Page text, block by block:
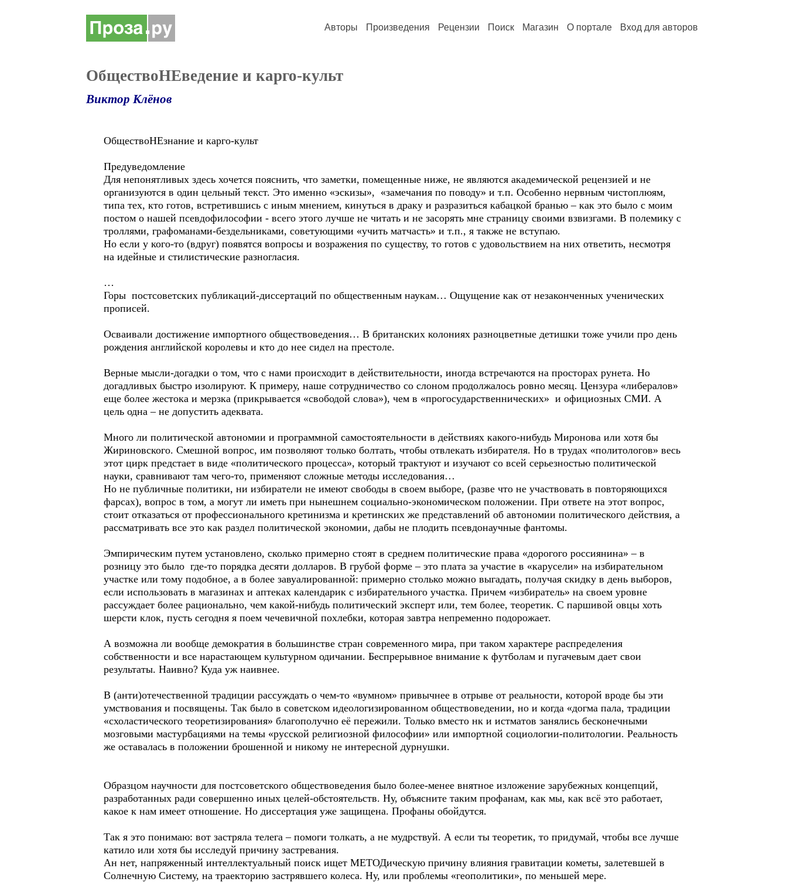
Авторы Произведения Рецензии Поиск Магазин О портале Вход для авторов
ОбществоНЕведение и карго-культ
Виктор Клёнов
ОбществоНЕзнание и карго-культ
Предуведомление
Для непонятливых здесь хочется пояснить, что заметки, помещенные ниже, не являются академической рецензией и не
организуются в один цельный текст. Это именно «эскизы», «замечания по поводу» и т.п. Особенно нервным чистоплюям,
типа тех, кто готов, встретившись с иным мнением, кинуться в драку и разразиться кабацкой бранью – как это было с моим
постом о нашей псевдофилософии - всего этого лучше не читать и не засорять мне страницу своими взвизгами. В полемику с
троллями, графоманами-бездельниками, советующими «учить матчасть» и т.п., я также не вступаю.
Но если у кого-то (вдруг) появятся вопросы и возражения по существу, то готов с удовольствием на них ответить, несмотря
на идейные и стилистические разногласия.
…
Горы постсоветских публикаций-диссертаций по общественным наукам… Ощущение как от незаконченных ученических
прописей.
Осваивали достижение импортного обществоведения… В британских колониях разноцветные детишки тоже учили про день
рождения английской королевы и кто до нее сидел на престоле.
Верные мысли-догадки о том, что с нами происходит в действительности, иногда встречаются на просторах рунета. Но
догадливых быстро изолируют. К примеру, наше сотрудничество со слоном продолжалось ровно месяц. Цензура «либералов»
еще более жестока и мерзка (прикрывается «свободой слова»), чем в «прогосударственнических» и официозных СМИ. А
цель одна – не допустить адеквата.
Много ли политической автономии и программной самостоятельности в действиях какого-нибудь Миронова или хотя бы
Жириновского. Смешной вопрос, им позволяют только болтать, чтобы отвлекать избирателя. Но в трудах «политологов» весь
этот цирк предстает в виде «политического процесса», который трактуют и изучают со всей серьезностью политической
науки, сравнивают там чего-то, применяют сложные методы исследования…
Но не публичные политики, ни избиратели не имеют свободы в своем выборе, (разве что не участвовать в повторяющихся
фарсах), вопрос в том, а могут ли иметь при нынешнем социально-экономическом положении. При ответе на этот вопрос,
стоит отказаться от профессионального кретинизма и кретинских же представлений об автономии политического действия, а
рассматривать все это как раздел политической экономии, дабы не плодить псевдонаучные фантомы.
Эмпирическим путем установлено, сколько примерно стоят в среднем политические права «дорогого россиянина» – в
розницу это было где-то порядка десяти долларов. В грубой форме – это плата за участие в «карусели» на избирательном
участке или тому подобное, а в более завуалированной: примерно столько можно выгадать, получая скидку в день выборов,
если использовать в магазинах и аптеках календарик с избирательного участка. Причем «избиратель» на своем уровне
рассуждает более рационально, чем какой-нибудь политический эксперт или, тем более, теоретик. С паршивой овцы хоть
шерсти клок, пусть сегодня я поем чечевичной похлебки, которая завтра непременно подорожает.
А возможна ли вообще демократия в большинстве стран современного мира, при таком характере распределения
собственности и все нарастающем культурном одичании. Беспрерывное внимание к футболам и пугачевым дает свои
результаты. Наивно? Куда уж наивнее.
В (анти)отечественной традиции рассуждать о чем-то «вумном» привычнее в отрыве от реальности, которой вроде бы эти
умствования и посвящены. Так было в советском идеологизированном обществоведении, но и когда «догма пала, традиции
«схоластического теоретизирования» благополучно её пережили. Только вместо нк и истматов занялись бесконечными
мозговыми мастурбациями на темы «русской религиозной философии» или импортной социологии-политологии. Реальность
же оставалась в положении брошенной и никому не интересной дурнушки.
Образцом научности для постсоветского обществоведения было более-менее внятное изложение зарубежных концепций,
разработанных ради совершенно иных целей-обстоятельств. Ну, объясните таким профанам, как мы, как всё это работает,
какое к нам имеет отношение. Но диссертация уже защищена. Профаны обойдутся.
Так я это понимаю: вот застряла телега – помоги толкать, а не мудрствуй. А если ты теоретик, то придумай, чтобы все лучше
катило или хотя бы исследуй причину застревания.
Ан нет, напряженный интеллектуальный поиск ищет МЕТОДическую причину влияния гравитации кометы, залетевшей в
Солнечную Систему, на траекторию застрявшего колеса. Ну, или проблемы «геополитики», по меньшей мере.